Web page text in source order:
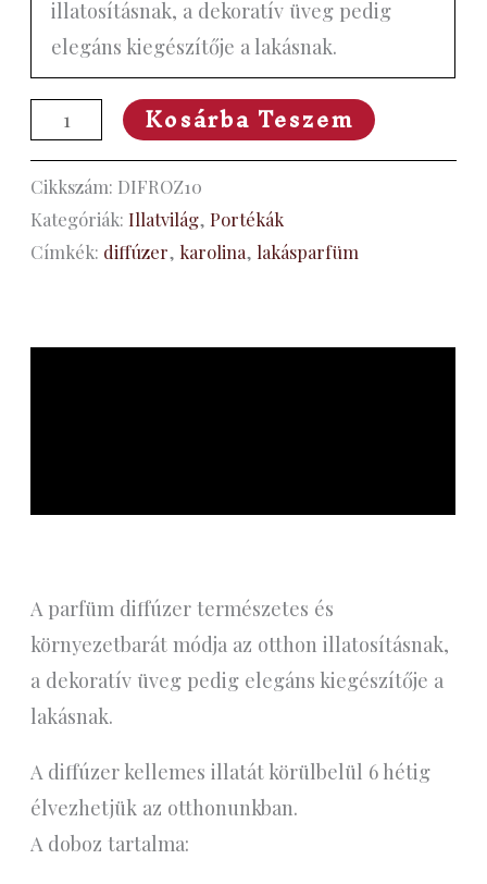
illatosításnak, a dekoratív üveg pedig
elegáns kiegészítője a lakásnak.
Kosárba Teszem
Cikkszám: DIFROZ10
Kategóriák:Illatvilág, Portékák
Címkék: diffúzer, karolina, lakásparfüm
A parfüm diffúzer természetes és
környezetbarát módja az otthon illatosításnak,
a dekoratív üveg pedig elegáns kiegészítője a
lakásnak.
A diffúzer kellemes illatát körülbelül 6 hétig
élvezhetjük az otthonunkban.
A doboz tartalma: